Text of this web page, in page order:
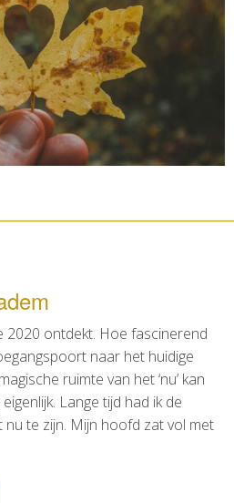
2020 ontdekt. Hoe fascinerend
naar het huidige
ruimte van het ‘nu’ kan
Lange tijd had ik de
te zijn. Mijn hoofd zat vol met